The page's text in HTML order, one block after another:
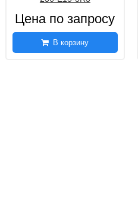
Цена по запросу
В корзину